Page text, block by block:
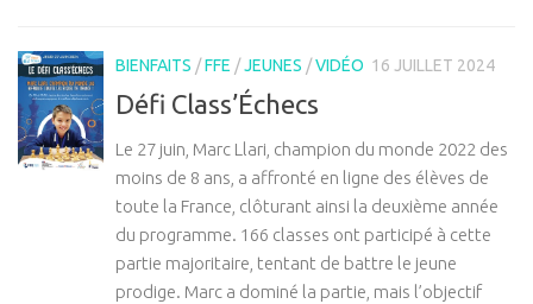
BIENFAITS /FFE /JEUNES /VIDÉO 16 JUILLET 2024
Défi Class’Échecs
Le 27 juin, Marc Llari, champion du monde 2022 des
moins de 8 ans, a affronté en ligne des élèves de
toute la France, clôturant ainsi la deuxième année
du programme. 166 classes ont participé à cette
partie majoritaire, tentant de battre le jeune
prodige. Marc a dominé la partie, mais l’objectif